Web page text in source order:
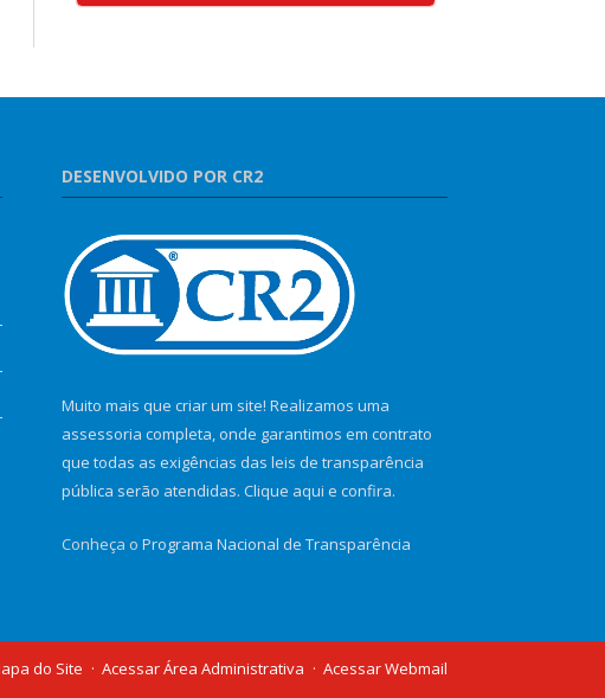
DESENVOLVIDO POR CR2
Muito mais que criar um site! Realizamos uma
assessoria completa, onde garantimos em contrato
que todas as exigências das leis de transparência
pública serão atendidas. Clique aqui e confira.
Conheça o Programa Nacional de Transparência
do Site Acessar Área Administrativa Acessar Webmail